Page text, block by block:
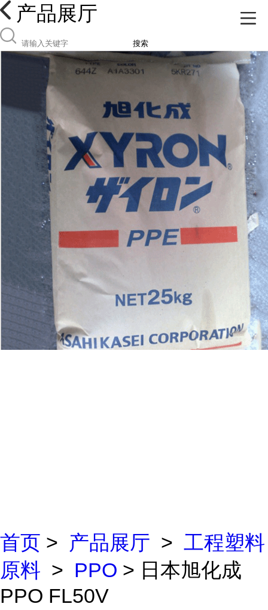
产品展厅
搜索
首页 > 产品展厅 > 工程塑料
原料 > PPO > 日本旭化成
PPO FL50V